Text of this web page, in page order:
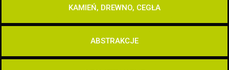
KAMIEŃ, DREWNO, CEGŁA
ABSTRAKCJE